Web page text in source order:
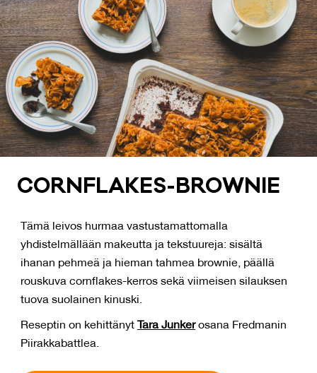
CORNF­LA­KES-BROW­NIE
Tämä leivos hurmaa vastustamattomalla
yhdistelmällään makeutta ja tekstuureja: sisältä
ihanan pehmeä ja hieman tahmea brownie, päällä
rouskuva cornflakes-kerros sekä viimeisen silauksen
tuova suolainen kinuski.
Reseptin on kehittänyt Tara Junkerosana Fredmanin
Piirakkabattlea.